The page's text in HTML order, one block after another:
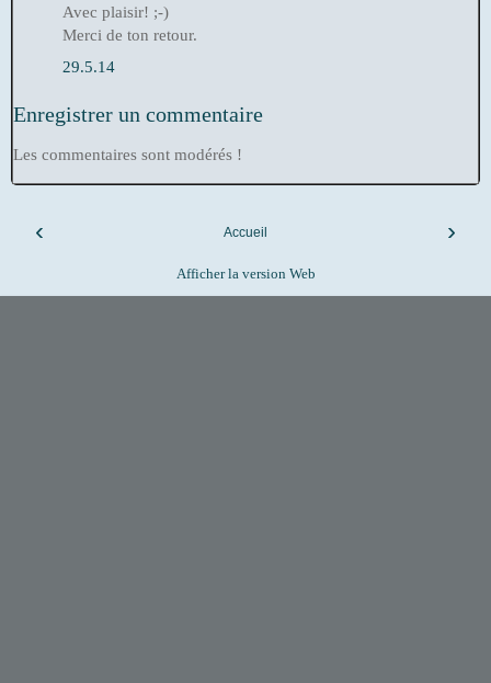
Avec plaisir! ;-)
Merci de ton retour.
29.5.14
Enregistrer un commentaire
Les commentaires sont modérés !
‹ ›
Accueil
Afficher la version Web